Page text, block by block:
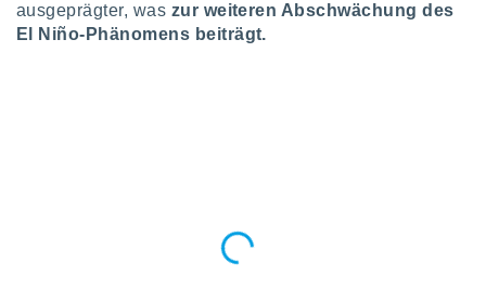
ausgeprägter, was zur weiteren Abschwächung des
El Niño-Phänomens beiträgt.